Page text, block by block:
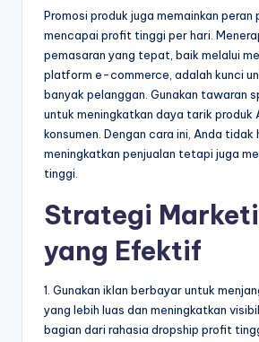
Promosi produk juga memainkan peran
mencapai profit tinggi per hari.
pemasaran yang tepat, baik melalui
platform e-commerce, adalah kunci
banyak pelanggan. Gunakan tawaran
untuk meningkatkan daya tarik produk
konsumen. Dengan cara ini, Anda tidak
meningkatkan penjualan tetapi juga
tinggi.
Strategi
yang Efektif
1. Gunakan iklan berbayar untuk
yang lebih luas dan meningkatkan
bagian dari rahasia dropship profit